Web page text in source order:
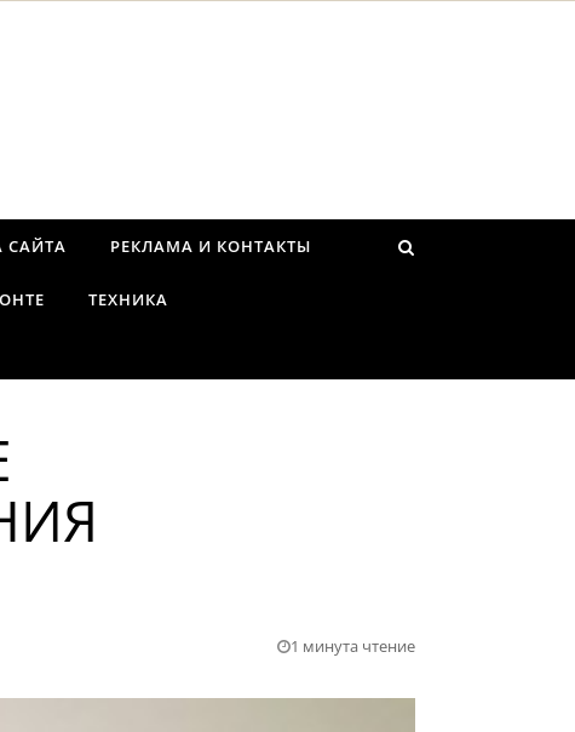
САЙТА РЕКЛАМА И КОНТАКТЫ
ТЕХНИКА
1 минута чтение